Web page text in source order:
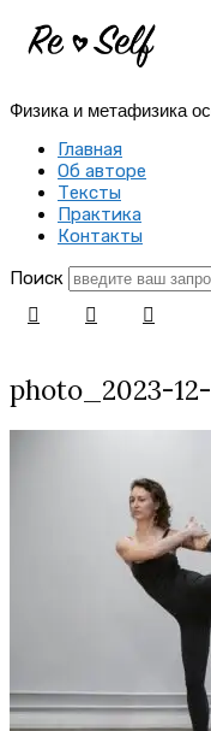
Re-
|
Создай
себя
заново
Физика и метафизика
Главная
Об авторе
Тексты
Практика
Контакты
Поиск
photo_2023-